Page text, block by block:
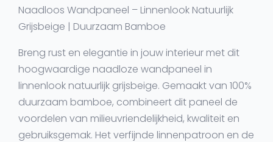
Naadloos Wandpaneel – Linnenlook Natuurlijk
Grijsbeige | Duurzaam Bamboe
Breng rust en elegantie in jouw interieur met dit
hoogwaardige naadloze wandpaneel in
linnenlook natuurlijk grijsbeige. Gemaakt van 100%
duurzaam bamboe, combineert dit paneel de
voordelen van milieuvriendelijkheid, kwaliteit en
gebruiksgemak. Het verfijnde linnenpatroon en de